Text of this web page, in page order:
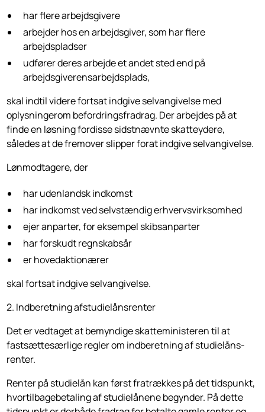
har flere arbejdsgivere
arbejder hos en arbejdsgiver, som har flere
arbejdspladser
udfører deres arbejde et andet sted end på
arbejdsgiverensarbejds­plads,
skal indtil videre fortsat indgive selvangivelse med
oplysningerom befordringsfradrag. Der arbejdes på at
finde en løsning fordisse sidstnævnte skatteydere,
således at de fremover slipper forat indgive selvangivelse.
Lønmodtagere, der
har udenlandsk indkomst
har indkomst ved selvstændig erhvervsvirksomhed
ejer anparter, for eksempel skibsanparter
har forskudt regnskabsår
er hovedaktionærer
skal fortsat indgive selvangivelse.
2. Indberetning afstudielåns­renter
Det er vedtaget at bemyndige skatteministeren til at
fastsættesærlige regler om indberetning af studielåns­
renter.
Renter på studielån kan først fratrækkes på det tidspunkt,
hvortilbagebetaling af studielånene begynder. På dette